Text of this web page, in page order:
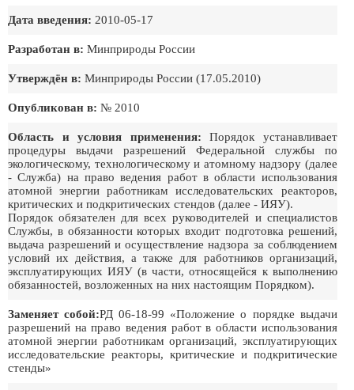
Дата введения: 2010-05-17
Разработан в: Минприроды России
Утверждён в: Минприроды России (17.05.2010)
Опубликован в: № 2010
Область и условия применения: Порядок устанавливает
процедуры выдачи разрешений Федеральной службы по
экологическому, технологическому и атомному надзору (далее
- Служба) на право ведения работ в области использования
атомной энергии работникам исследовательских реакторов,
критических и подкритических стендов (далее - ИЯУ).
Порядок обязателен для всех руководителей и специалистов
Службы, в обязанности которых входит подготовка решений,
выдача разрешений и осуществление надзора за соблюдением
условий их действия, а также для работников организаций,
эксплуатирующих ИЯУ (в части, относящейся к выполнению
обязанностей, возложенных на них настоящим Порядком).
Заменяет собой:РД 06-18-99 «Положение о порядке выдачи
разрешений на право ведения работ в области использования
атомной энергии работникам организаций, эксплуатирующих
исследовательские реакторы, критические и подкритические
стенды»